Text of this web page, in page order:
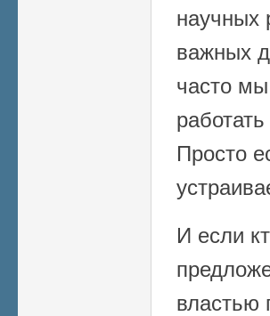
научных
важных
часто
Просто
И если
властью